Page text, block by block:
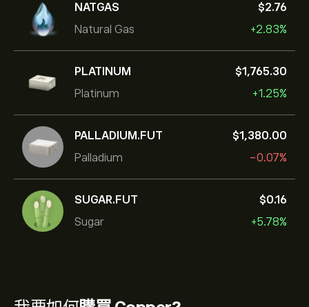
NATGAS
Natural Gas
‎$‎2.76
+2.83%
PLATINUM
Platinum
‎$‎1,765.30
+1.25%
PALLADIUM.FUT
Palladium
‎$‎1,380.00
-0.07%
SUGAR.FUT
Sugar
‎$‎0.16
+5.78%